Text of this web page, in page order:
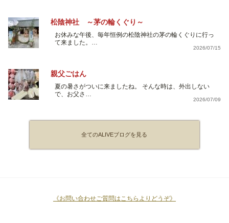
松陰神社 ～茅の輪くぐり～
お休みな午後、毎年恒例の松陰神社の茅の輪くぐりに行っ
て来ました。…
2026/07/15
親父ごはん
夏の暑さがついに来ましたね。 そんな時は、外出しない
で、お父さ…
2026/07/09
全てのALIVEブログを見る
《お問い合わせご質問はこちらよりどうぞ》